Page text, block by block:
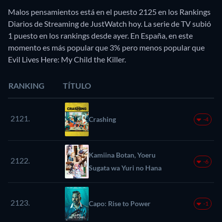
Malos pensamientos está en el puesto 2125 en los Rankings
Diarios de Streaming de JustWatch hoy. La serie de TV subió
1 puesto en los rankings desde ayer. En España, en este
momento es más popular que 3% pero menos popular que
Evil Lives Here: My Child the Killer.
RANKING TÍTULO
2121. Crashing -4
2122.
Kamiina Botan, Yoeru
Sugata wa Yuri no Hana
-6
2123. Capo: Rise to Power -1